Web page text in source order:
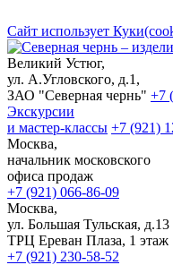
Сайт использует
Великий Устюг,
ул. А.Угловского, д.1,
ЗАО "Северная чернь" +7
Экскурсии
и мастер-классы +7 (921)
Москва,
начальник московского
офиса продаж
+7 (921) 066-86-09
Москва,
ул. Большая Тульская, д.13
ТРЦ Ереван Плаза, 1 этаж
+7 (921) 230-58-52